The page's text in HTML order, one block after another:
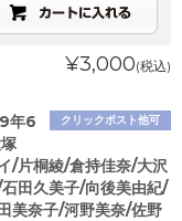
¥3,000(税込)
クリックポスト他可
年6
/片桐綾/倉持佳奈/大沢
田久美子/向後美由紀/
美奈子/河野美奈/佐野